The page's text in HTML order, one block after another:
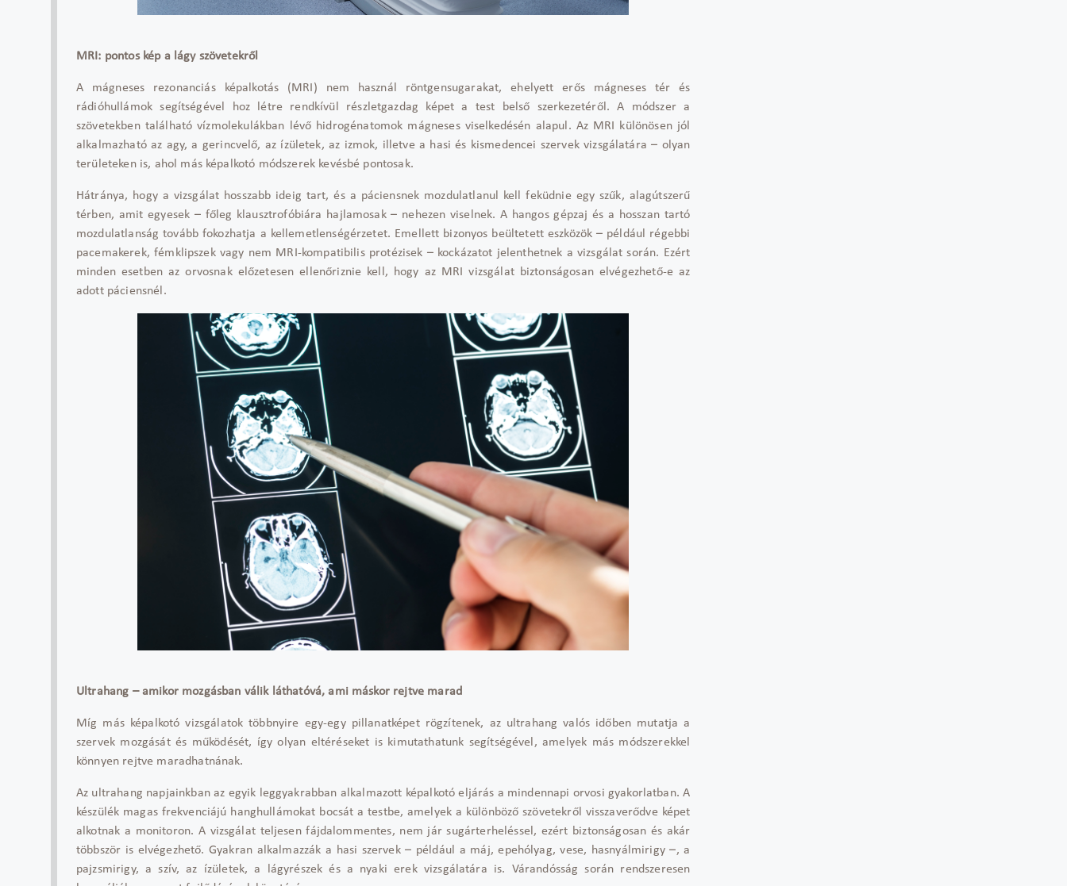
MRI: pontos kép a lágy szövetekről
A mágneses rezonanciás képalkotás (MRI) nem használ röntgensugarakat, ehelyett erős mágneses tér és
rádióhullámok segítségével hoz létre rendkívül részletgazdag képet a test belső szerkezetéről. A módszer a
szövetekben található vízmolekulákban lévő hidrogénatomok mágneses viselkedésén alapul. Az MRI különösen jól
alkalmazható az agy, a gerincvelő, az ízületek, az izmok, illetve a hasi és kismedencei szervek vizsgálatára – olyan
területeken is, ahol más képalkotó módszerek kevésbé pontosak.
Hátránya, hogy a vizsgálat hosszabb ideig tart, és a páciensnek mozdulatlanul kell feküdnie egy szűk, alagútszerű
térben, amit egyesek – főleg klausztrofóbiára hajlamosak – nehezen viselnek. A hangos gépzaj és a hosszan tartó
mozdulatlanság tovább fokozhatja a kellemetlenségérzetet. Emellett bizonyos beültetett eszközök – például régebbi
pacemakerek, fémklipszek vagy nem MRI-kompatibilis protézisek – kockázatot jelenthetnek a vizsgálat során. Ezért
minden esetben az orvosnak előzetesen ellenőriznie kell, hogy az MRI vizsgálat biztonságosan elvégezhető-e az
adott páciensnél.
Ultrahang – amikor mozgásban válik láthatóvá, ami máskor rejtve marad
Míg más képalkotó vizsgálatok többnyire egy-egy pillanatképet rögzítenek, az ultrahang valós időben mutatja a
szervek mozgását és működését, így olyan eltéréseket is kimutathatunk segítségével, amelyek más módszerekkel
könnyen rejtve maradhatnának.
Az ultrahang napjainkban az egyik leggyakrabban alkalmazott képalkotó eljárás a mindennapi orvosi gyakorlatban. A
készülék magas frekvenciájú hanghullámokat bocsát a testbe, amelyek a különböző szövetekről visszaverődve képet
alkotnak a monitoron. A vizsgálat teljesen fájdalommentes, nem jár sugárterheléssel, ezért biztonságosan és akár
többször is elvégezhető. Gyakran alkalmazzák a hasi szervek – például a máj, epehólyag, vese, hasnyálmirigy –, a
pajzsmirigy, a szív, az ízületek, a lágyrészek és a nyaki erek vizsgálatára is. Várandósság során rendszeresen